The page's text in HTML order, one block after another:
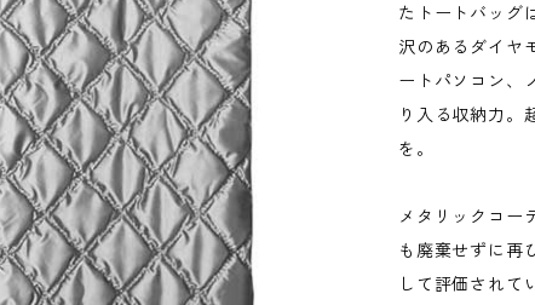
たトートバッグ
沢のあるダイヤ
ートパソコン、
り入る収納力。
を。
メタリックコー
も廃棄せずに再
して評価されて